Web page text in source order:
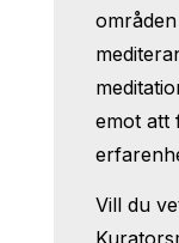
emot att
Vill du